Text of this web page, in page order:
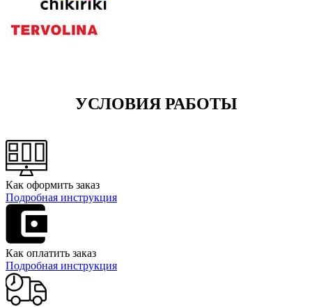
УСЛОВИЯ РАБОТЫ
Как оформить заказ
Подробная инструкция
Как оплатить заказ
Подробная инструкция